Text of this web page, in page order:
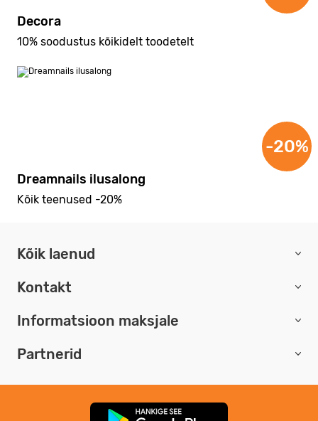
Decora
10% soodustus kõikidelt toodetelt
Dreamnails ilusalong
Kõik teenused -20%
-20%
Kõik laenud
Kontakt
Informatsioon maksjale
Partnerid